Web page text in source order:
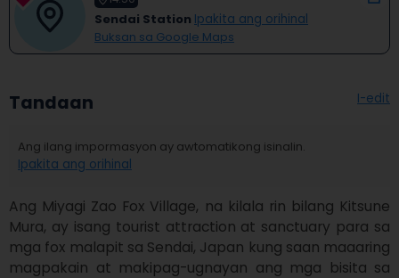
Sendai Station Ipakita ang orihinal
Buksan sa Google Maps
Tandaan I-edit
Ang ilang impormasyon ay awtomatikong isinalin.
Ipakita ang orihinal
Ang Miyagi Zao Fox Village, na kilala rin bilang Kitsune
Mura, ay isang tourist attraction at sanctuary para sa
mga fox malapit sa Sendai, Japan kung saan maaaring
magpakain at makipag-ugnayan ang mga bisita sa